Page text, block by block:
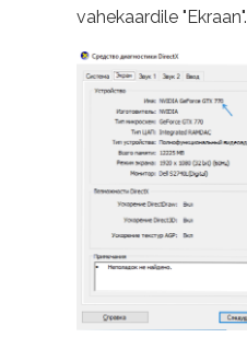
vahekaardile "Ekraan".